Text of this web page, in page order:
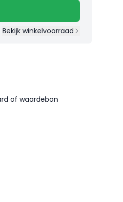
Bekijk winkelvoorraad
of waardebon